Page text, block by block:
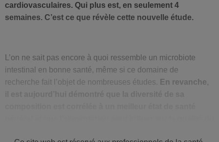
cardiovasculaires. Qui plus est, en seulement 4
semaines. C’est ce que révèle cette nouvelle étude.
L’on ne sait pas encore à quoi ressemble un microbiote
intestinal en bonne santé, même si ce domaine de
recherche fait l’objet de nombreuses études. En revanche,